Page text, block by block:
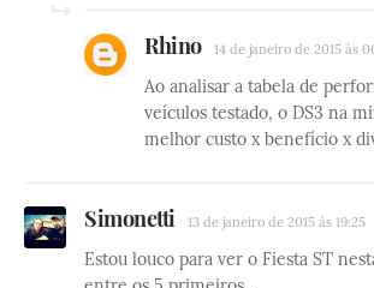
Rhino 14 de janeiro de 2015 às
Ao analisar a tabela de
veículos testado, o DS3 na
melhor custo x benefício x
Simonetti 13 de janeiro de 2015 às 19:25
Estou louco para ver o Fiesta ST